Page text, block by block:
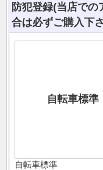
防犯登録(当店で
合は必ずご購入下
自転車標準
自転車標準